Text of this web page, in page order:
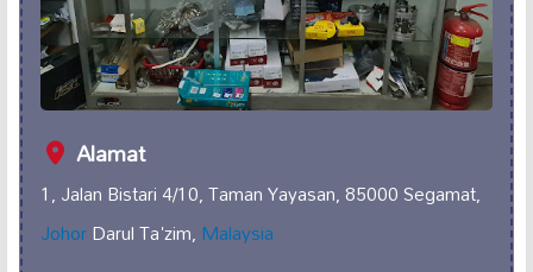
Alamat
1, Jalan Bistari 4/10, Taman Yayasan, 85000 Segamat,
JohorDarul Ta'zim,Malaysia